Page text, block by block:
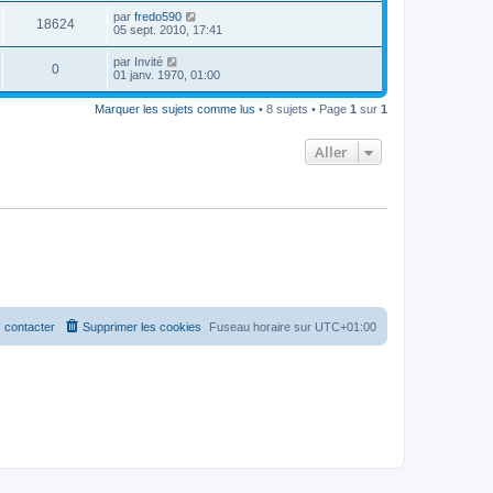
18624 par fredo590
05 sept. 2010, 17:41
0 par Invité
01 janv. 1970, 01:00
Marquer les sujets comme lus • 8 sujets • Page 1 sur 1
Aller
Fuseau horaire sur UTC+01:00
Supprimer les cookies
contacter